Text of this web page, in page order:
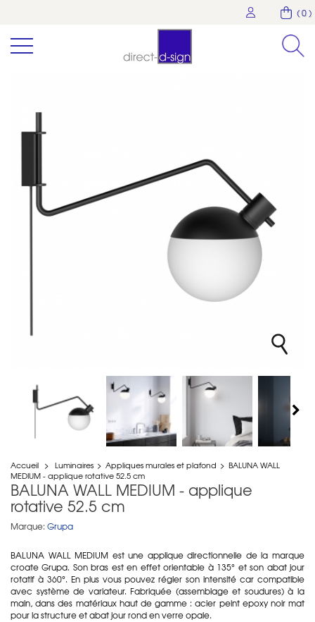
( 0 )
Accueil > Luminaires > Appliques murales et plafond > BALUNA WALL
MEDIUM - applique rotative 52.5 cm
BALUNA WALL MEDIUM - applique
rotative 52.5 cm
Marque: Grupa
BALUNA WALL MEDIUM est une applique directionnelle de la marque
croate Grupa. Son bras est en effet orientable à 135° et son abat jour
rotatif à 360°. En plus vous pouvez régler son intensité car compatible
avec système de variateur. Fabriquée (assemblage et soudures) à la
main, dans des matériaux haut de gamme : acier peint epoxy noir mat
pour la structure et abat jour rond en verre opale.